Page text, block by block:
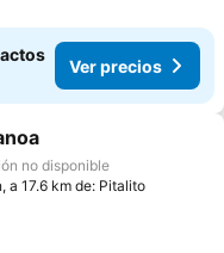
Ver precios
a favoritos
no disponible
a 17.6 km de: Pitalito